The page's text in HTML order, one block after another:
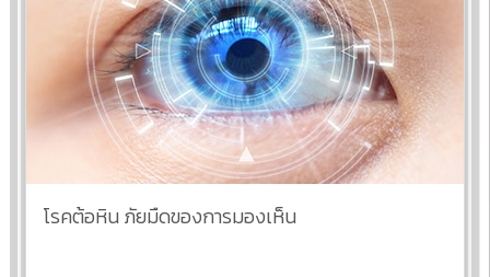
โรคต้อหิน ภัยมืดของการมองเห็น